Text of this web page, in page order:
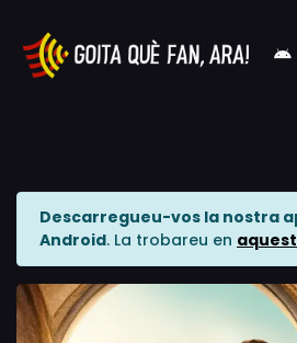
Descarregueu-vos la nostra
Android. La trobareu en